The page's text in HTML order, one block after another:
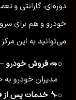
دوره‌ای، گارانتی و
خودرو و هم برای
می‌توانید به این
○
🚗فروش خودرو
مدیران خودرو به
○
🔧 خدمات پس از